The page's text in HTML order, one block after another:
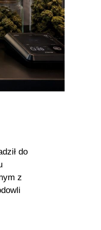
do
z